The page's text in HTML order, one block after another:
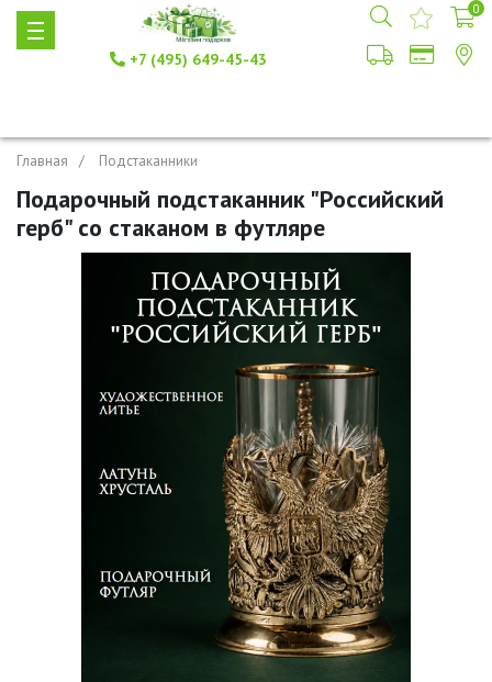
+7 (495) 649-45-43
0
Главная Подстаканники
Подарочный подстаканник "Российский
герб" со стаканом в футляре